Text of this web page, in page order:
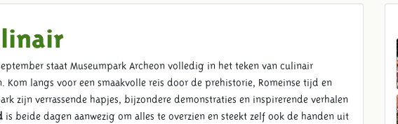
staat Museumpark Archeon volledig in het teken van culinair
Kom langs voor een smaakvolle reis door de prehistorie, Romeinse tijd en
zijn verrassende hapjes, bijzondere demonstraties en inspirerende verhalen
is beide dagen aanwezig om alles te overzien en steekt zelf ook de handen uit